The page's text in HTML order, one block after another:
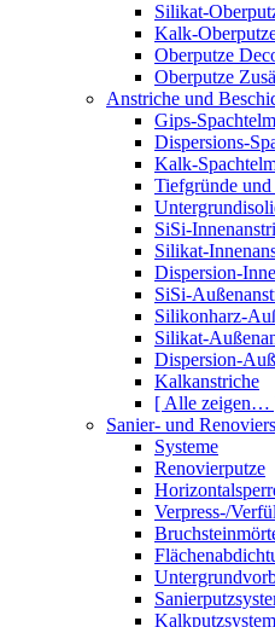
Silikat-
Kalk-
Oberputze
Oberputze
Anstriche und
Gips-
Dispersions-
Kalk-
Tiefgründe
SiSi-
Silikat-
Dispersion-
SiSi-
Silikonharz-
Silikat-
Dispersion-
Kalkanstriche
[ Alle zeigen…
Sanier- und
Systeme
Renovierputze
Verpress-/